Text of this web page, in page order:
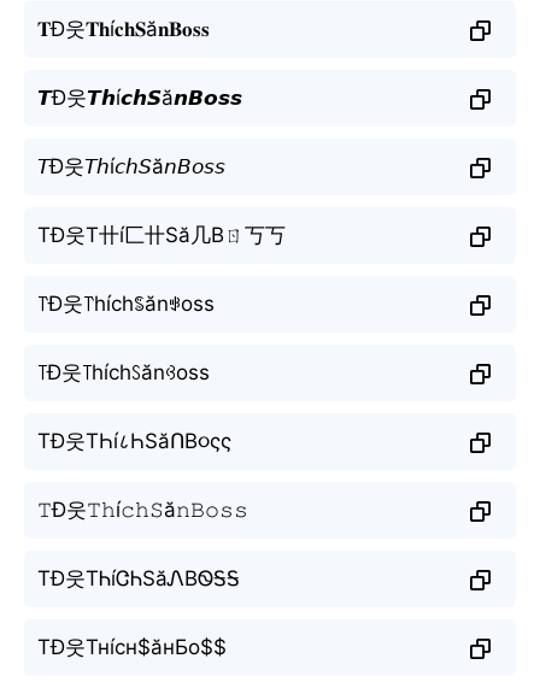
𝐓Đ웃𝐓𝐡í𝐜𝐡𝐒ă𝐧𝐁𝐨𝐬𝐬
𝙏Đ웃𝙏𝙝í𝙘𝙝𝙎ă𝙣𝘽𝙤𝙨𝙨
𝘛Đ웃𝘛𝘩í𝘤𝘩𝘚ă𝘯𝘉𝘰𝘴𝘴
TĐ웃T卄í匚卄Să几Bㄖ丂丂
꓅Đ웃꓅híchꌚănꃃoss
꓄Đ웃꓄híchꇙănꃳoss
TĐ웃TҺí८ҺSăՈB૦ςς
𝚃Đ웃𝚃𝚑í𝚌𝚑𝚂ă𝚗𝙱𝚘𝚜𝚜
TĐ웃TᏂíᏣᏂSăᏁBᏫᎦᎦ
ТĐ웃Тнíсн$ăнБо$$